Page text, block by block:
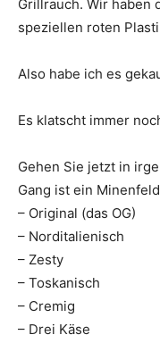
Grillrauch. Wir haben
speziellen roten
Also habe ich es
Es klatscht immer
Gehen Sie jetzt in
Gang ist ein
– Original (das OG)
– Norditalienisch
– Zesty
– Toskanisch
– Cremig
– Drei Käse